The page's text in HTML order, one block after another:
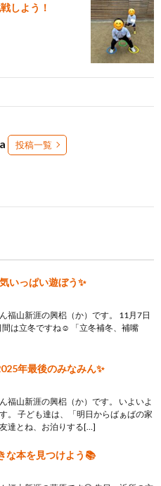
しよう！
投稿一覧
いっぱい遊ぼう✨
福山新涯の興梠（か）です。 11月7日
は立冬ですね☺️ 「立冬補冬、補嘴
年最後のみなみん✨
福山新涯の興梠（か）です。 いよいよ
。 子ども達は、「明日からばぁばの家
達とね、お泊りする[…]
本を見つけよう📚